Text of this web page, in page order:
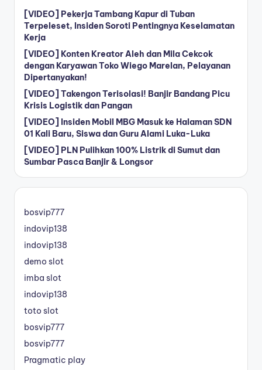
[VIDEO] Pekerja Tambang Kapur di Tuban
Terpeleset, Insiden Soroti Pentingnya Keselamatan
Kerja
[VIDEO] Konten Kreator Aleh dan Mila Cekcok
dengan Karyawan Toko Wiego Marelan, Pelayanan
Dipertanyakan!
[VIDEO] Takengon Terisolasi! Banjir Bandang Picu
Krisis Logistik dan Pangan
[VIDEO] Insiden Mobil MBG Masuk ke Halaman SDN
01 Kali Baru, Siswa dan Guru Alami Luka-Luka
[VIDEO] PLN Pulihkan 100% Listrik di Sumut dan
Sumbar Pasca Banjir & Longsor
bosvip777
indovip138
indovip138
demo slot
imba slot
indovip138
toto slot
bosvip777
bosvip777
Pragmatic play